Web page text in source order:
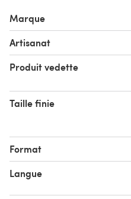
Marque
Artisanat
Produit vedette
Taille finie
Format
Langue